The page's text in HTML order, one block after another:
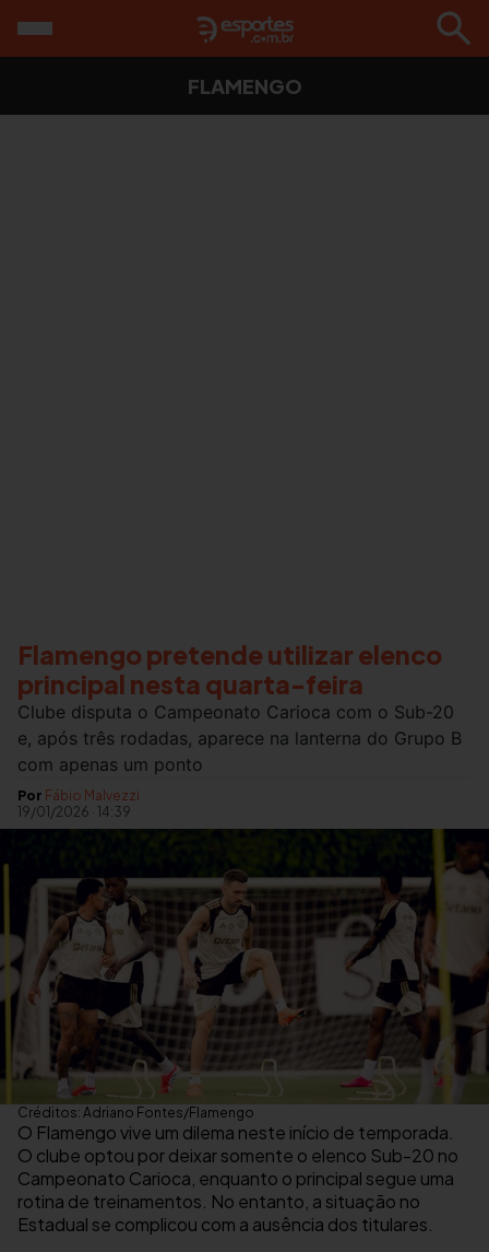
FLAMENGO
Flamengo pretende utilizar elenco
principal nesta quarta-feira
Clube disputa o Campeonato Carioca com o Sub-20
e, após três rodadas, aparece na lanterna do Grupo B
com apenas um ponto
Por Fábio Malvezzi
19/01/2026 · 14:39
Créditos: Adriano Fontes/Flamengo
O Flamengo vive um dilema neste início de temporada.
O clube optou por deixar somente o elenco Sub-20 no
Campeonato Carioca, enquanto o principal segue uma
rotina de treinamentos. No entanto, a situação no
Estadual se complicou com a ausência dos titulares.